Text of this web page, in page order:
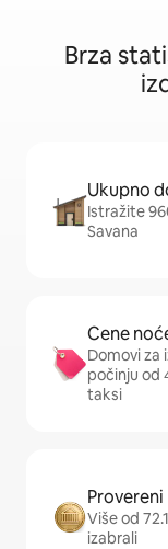
Brza
Ukupno
Istražite
Savana
Cene
Domovi za
počinju od
taksi
Više od
izabrali